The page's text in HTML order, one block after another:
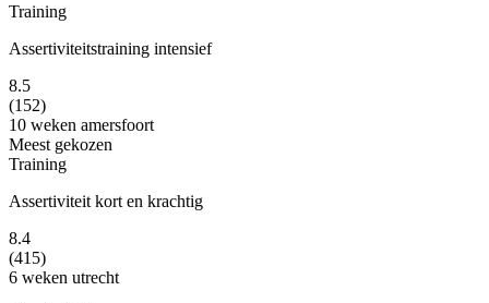
Training
Assertiviteitstraining intensief
8.5
(152)
10 weken amersfoort
Meest gekozen
Training
Assertiviteit kort en krachtig
8.4
(415)
6 weken utrecht